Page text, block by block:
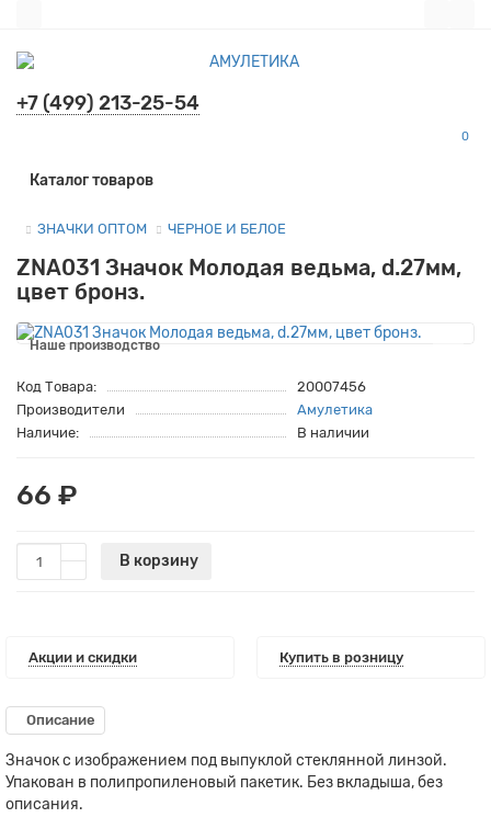
+7 (499) 213-25-54
0
Все категории
Каталог товаров
ЗНАЧКИ ОПТОМ ЧЕРНОЕ И БЕЛОЕ
ZNA031 Значок Молодая ведьма, d.27мм,
цвет бронз.
Наше производство
Код Товара:
20007456
Производители
Амулетика
Наличие:
В наличии
66 ₽
В корзину
Акции и скидки Купить в розницу
Описание
Значок с изображением под выпуклой стеклянной линзой.
Упакован в полипропиленовый пакетик. Без вкладыша, без
описания.